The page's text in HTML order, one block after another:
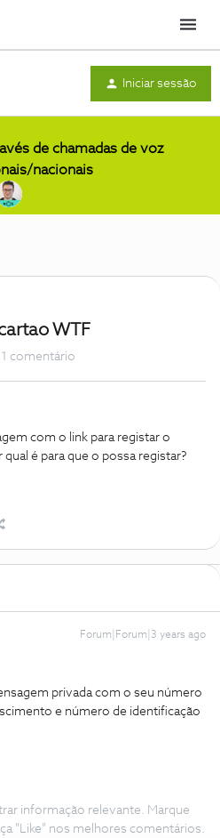
Menu
Iniciar sessão
de chamadas de voz
nacionais
WTF
1 comentário
com o link para registar o
é para que o possa registar?
Forum|Forum|3 years ago
privada com o seu número
e número de identificação
informação relevante. Marque
"Like" nos melhores comentários.